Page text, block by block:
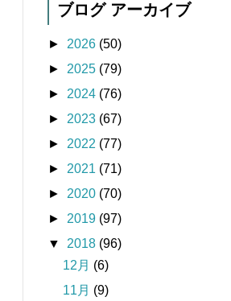
ブログ アーカイブ
► 2026 (50)
► 2025 (79)
► 2024 (76)
► 2023 (67)
► 2022 (77)
► 2021 (71)
► 2020 (70)
► 2019 (97)
▼ 2018 (96)
12月 (6)
11月 (9)